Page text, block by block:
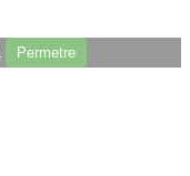
Permetre